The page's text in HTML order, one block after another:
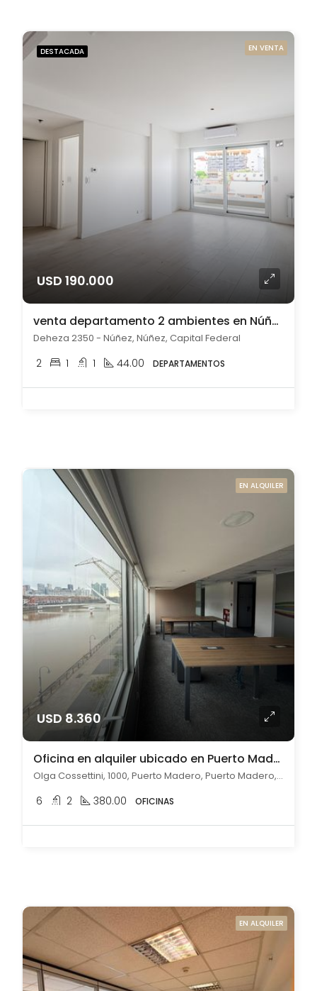
DESTACADA EN VENTA
USD 190.000
venta departamento 2 ambientes en Núñez
Deheza 2350 - Núñez, Núñez, Capital Federal
2 1 1 44.00 DEPARTAMENTOS
EN ALQUILER
USD 8.360
Oficina en alquiler ubicado en Puerto Madero
Olga Cossettini, 1000, Puerto Madero, Puerto Madero, Capital Federal
6 2 380.00 OFICINAS
EN ALQUILER